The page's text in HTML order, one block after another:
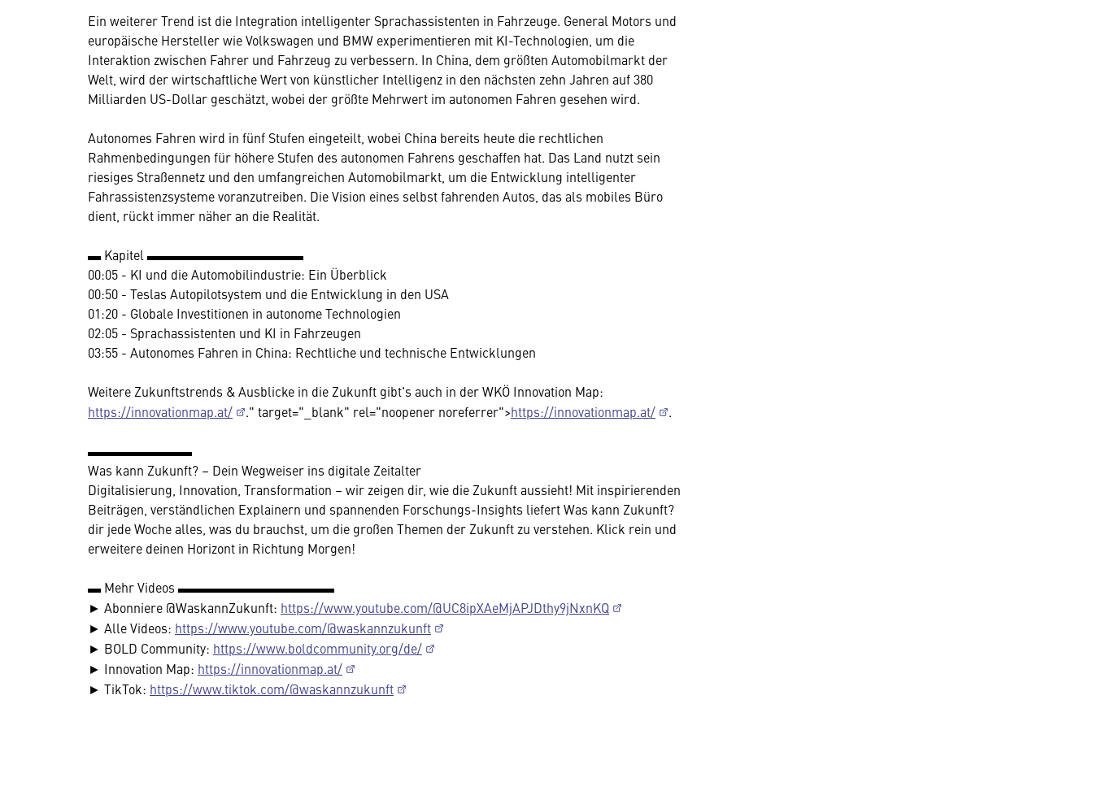
Ein weiterer Trend ist die Integration intelligenter Sprachassistenten in Fahrzeuge. General Motors und
europäische Hersteller wie Volkswagen und BMW experimentieren mit KI-Technologien, um die
Interaktion zwischen Fahrer und Fahrzeug zu verbessern. In China, dem größten Automobilmarkt der
Welt, wird der wirtschaftliche Wert von künstlicher Intelligenz in den nächsten zehn Jahren auf 380
Milliarden US-Dollar geschätzt, wobei der größte Mehrwert im autonomen Fahren gesehen wird.
Autonomes Fahren wird in fünf Stufen eingeteilt, wobei China bereits heute die rechtlichen
Rahmenbedingungen für höhere Stufen des autonomen Fahrens geschaffen hat. Das Land nutzt sein
riesiges Straßennetz und den umfangreichen Automobilmarkt, um die Entwicklung intelligenter
Fahrassistenzsysteme voranzutreiben. Die Vision eines selbst fahrenden Autos, das als mobiles Büro
dient, rückt immer näher an die Realität.
▬ Kapitel ▬▬▬▬▬▬▬▬▬▬▬▬
00:05 - KI und die Automobilindustrie: Ein Überblick
00:50 - Teslas Autopilotsystem und die Entwicklung in den USA
01:20 - Globale Investitionen in autonome Technologien
02:05 - Sprachassistenten und KI in Fahrzeugen
03:55 - Autonomes Fahren in China: Rechtliche und technische Entwicklungen
Weitere Zukunftstrends & Ausblicke in die Zukunft gibt's auch in der WKÖ Innovation Map:
https://innovationmap.at/
." target="_blank" rel="noopener noreferrer">https://innovationmap.at/ .
▬▬▬▬▬▬▬▬
Was kann Zukunft? – Dein Wegweiser ins digitale Zeitalter
Digitalisierung, Innovation, Transformation – wir zeigen dir, wie die Zukunft aussieht! Mit inspirierenden
Beiträgen, verständlichen Explainern und spannenden Forschungs-Insights liefert Was kann Zukunft?
dir jede Woche alles, was du brauchst, um die großen Themen der Zukunft zu verstehen. Klick rein und
erweitere deinen Horizont in Richtung Morgen!
▬ Mehr Videos ▬▬▬▬▬▬▬▬▬▬▬▬
► Abonniere @WaskannZukunft: https://www.youtube.com/@UC8ipXAeMjAPJDthy9jNxnKQ
► Alle Videos: https://www.youtube.com/@waskannzukunft
► BOLD Community: https://www.boldcommunity.org/de/
► Innovation Map: https://innovationmap.at/
► TikTok: https://www.tiktok.com/@waskannzukunft